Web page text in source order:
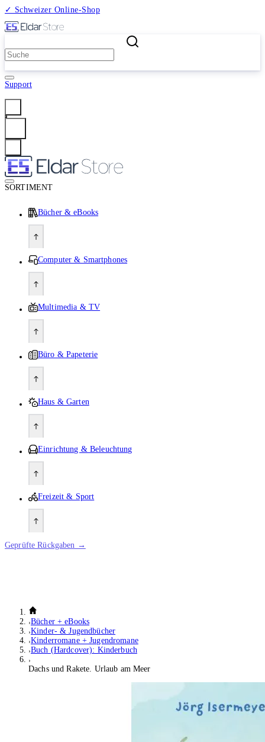
✓ Schweizer Online-Shop
Support
SORTIMENT
Bücher & eBooks
Computer & Smartphones
Multimedia & TV
Büro & Papeterie
Haus & Garten
Einrichtung & Beleuchtung
Freizeit & Sport
Geprüfte Rückgaben →
Bücher + eBooks
Kinder- & Jugendbücher
Kinderromane + Jugendromane
Buch (Hardcover): Kinderbuch
Dachs und Rakete. Urlaub am Meer